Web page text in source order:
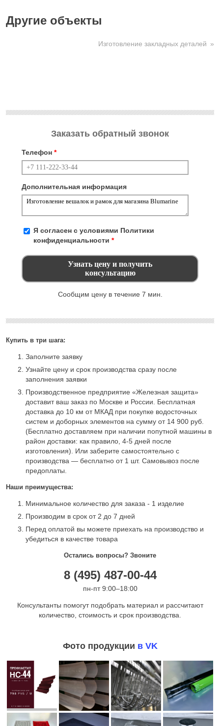
Другие объекты
Изготовление закладных деталей
Купить в три шага:
Заполните заявку
Узнайте цену и срок производства сразу после
заполнения заявки
Производственное предприятие «Железная защита»
доставит ваш заказ по Москве и России. Бесплатная
доставка до 10 км от МКАД при покупке водосточных
систем и доборных элементов на сумму от 14 900 руб.
(Бесплатно доставляем при наличии попутной машины в
район доставки: как правило, 4-5 дней после
изготовления). Или заберите самостоятельно с
производства — бесплатно от 1 шт. Самовывоз после
предоплаты.
Наши преимущества:
Минимальное количество для заказа - 1 изделие
Производим в срок от 2 до 7 дней
Перед оплатой вы можете приехать на производство и
убедиться в качестве товара
Заказать обратный звонок
Телефон *
Дополнительная информация
Я согласен с условиями Политики
конфиденциальности *
Сообщим цену в течение 7 мин.
Остались вопросы? Звоните
8 (495) 487-00-44
пн-пт 9:00–18:00
Консультанты помогут подобрать материал и рассчитают
количество, стоимость и срок производства.
Фото продукции в VK